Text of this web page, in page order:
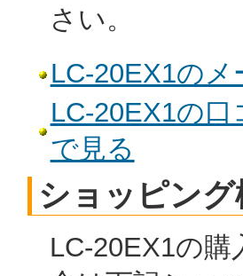
さい。
LC-20EX1の
LC-20EX1の
で見る
ショッピング
LC-20EX1の